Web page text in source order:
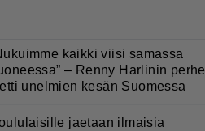
kaikki viisi samassa
– Renny Harlinin perhe
unelmien kesän Suomessa
jaetaan ilmaisia